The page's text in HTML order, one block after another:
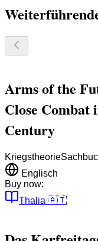
Arms of the
Close Combat
Century
Kriegstheorie
Englisch
Buy now:
Thalia 🇦🇹